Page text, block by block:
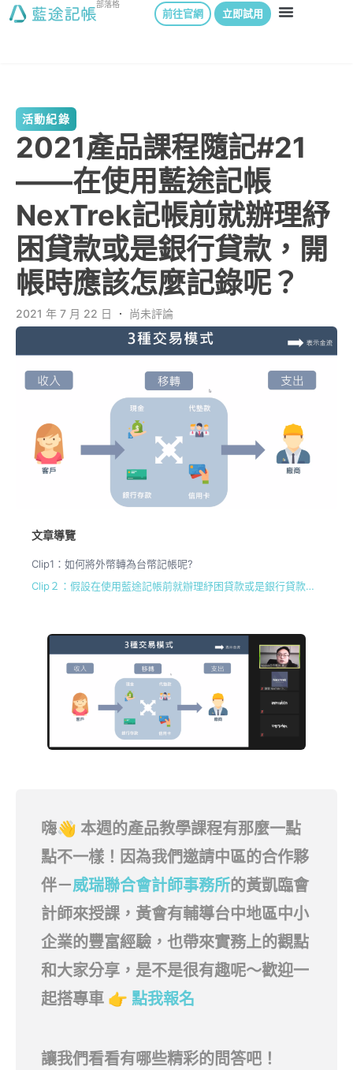
部落格
前往官網 立即試用
活動紀錄
2021產品課程隨記#21
——在使用藍途記帳
NexTrek記帳前就辦理紓
困貸款或是銀行貸款，開
帳時應該怎麼記錄呢？
2021 年 7 月 22 日 ． 尚未評論
文章導覽
Clip1：如何將外幣轉為台幣記帳呢?
Clip２：假設在使用藍途記帳前就辦理紓困貸款或是銀行貸款，開帳時應該怎麼記錄呢?
嗨👋 本週的產品教學課程有那麼一點
點不一樣！因為我們邀請中區的合作夥
伴－威瑞聯合會計師事務所的黃凱臨會
計師來授課，黃會有輔導台中地區中小
企業的豐富經驗，也帶來實務上的觀點
和大家分享，是不是很有趣呢～歡迎一
起搭專車 👉 點我報名
讓我們看看有哪些精彩的問答吧！